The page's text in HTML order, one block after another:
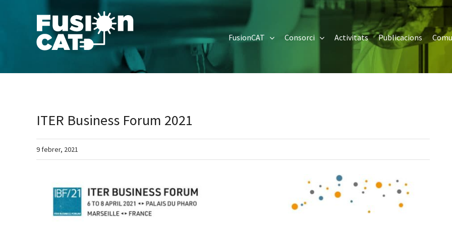
FusionCAT Consorci Activitats Publicacions
ITER Business Forum 2021
9 febrer, 2021